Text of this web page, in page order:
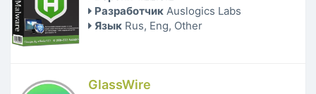
Разработчик Auslogics Labs
Язык Rus, Eng, Other
GlassWire